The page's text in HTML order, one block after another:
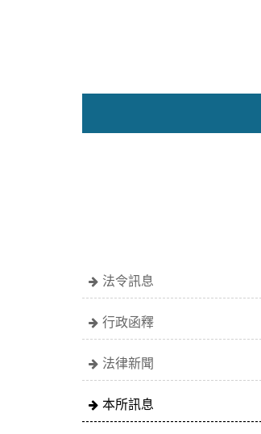
法令訊息
行政函釋
法律新聞
本所訊息